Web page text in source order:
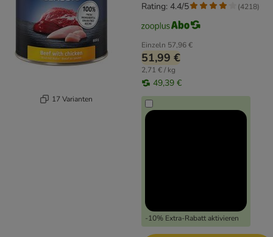
17 Varianten
Einzeln 57,96 €
51,99 €
2,71 € / kg
49,39 €
-10% Extra-Rabatt aktivieren
Rating: 4.4/5 (4218)